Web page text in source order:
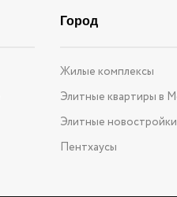
Город
Жилые комплексы
Элитные квартиры в
Элитные новостройки
Пентхаусы